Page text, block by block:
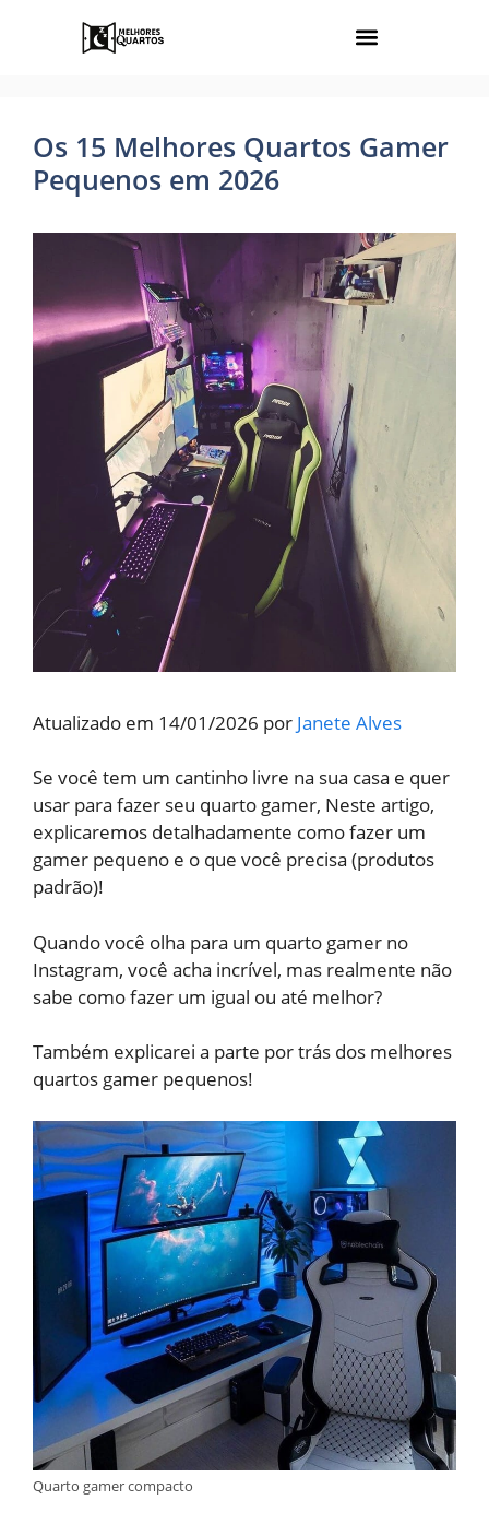
Os 15 Melhores Quartos Gamer
Pequenos em 2026
Atualizado em 14/01/2026 por Janete Alves
Se você tem um cantinho livre na sua casa e quer
usar para fazer seu quarto gamer, Neste artigo,
explicaremos detalhadamente como fazer um
gamer pequeno e o que você precisa (produtos
padrão)!
Quando você olha para um quarto gamer no
Instagram, você acha incrível, mas realmente não
sabe como fazer um igual ou até melhor?
Também explicarei a parte por trás dos melhores
quartos gamer pequenos!
Quarto gamer compacto